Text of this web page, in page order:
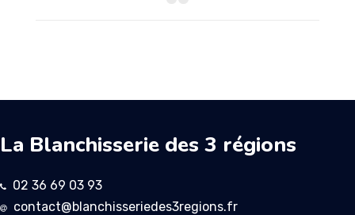
La Blanchisserie des 3 régions
02 36 69 03 93
contact@blanchisseriedes3regions.fr